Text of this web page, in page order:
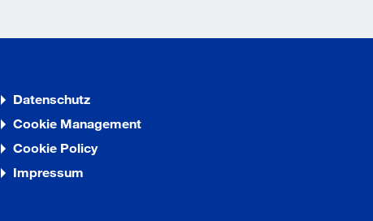
Datenschutz
Cookie Management
Cookie Policy
Impressum